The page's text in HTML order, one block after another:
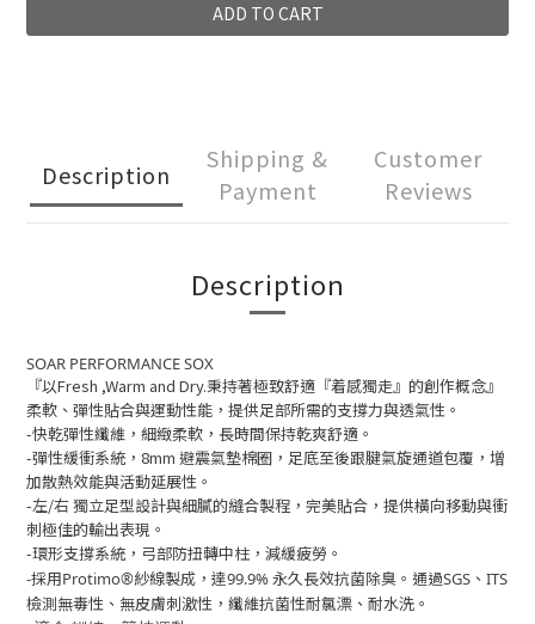
ADD TO CART
Description
Shipping &
Payment
Customer
Reviews
Description
SOAR PERFORMANCE SOX
『以Fresh ,Warm and Dry.秉持著極致舒適『着感獨走』的創作概念』
柔軟、彈性貼合與運動性能，提供足部所需的支撐力與透氣性。
-快乾彈性纖維，細緻柔軟，長時間保持乾爽舒適。
-彈性緩衝系統，8mm 避震氣墊棉圈，足底至後跟腱氣旋通道包覆，增
加散熱效能與活動延展性。
-左/右 獨立足型設計與細膩的縫合製程，完美貼合，提供橫向移動與衝
刺極佳的輸出表現。
-環形支撐系統，弓部防扭轉中柱，減緩疲勞。
-採用Protimo®紗線製成，達99.9% 永久長效抗菌除臭。通過SGS、ITS
檢測無毒性、無皮膚刺激性，纖維抗菌性耐氯漂、耐水洗。